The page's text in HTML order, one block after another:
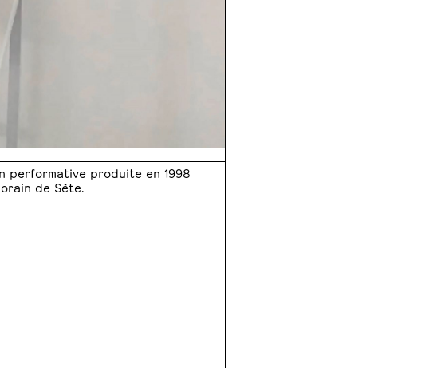
performative produite en 1998
de Sète.